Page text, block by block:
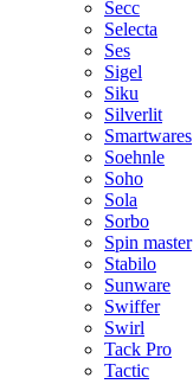
Secc
Selecta
Ses
Sigel
Siku
Silverlit
Smartwares
Soehnle
Soho
Sola
Sorbo
Spin master
Stabilo
Sunware
Swiffer
Swirl
Tack Pro
Tactic